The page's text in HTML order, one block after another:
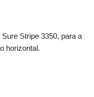
Stripe 3350, para a
horizontal.